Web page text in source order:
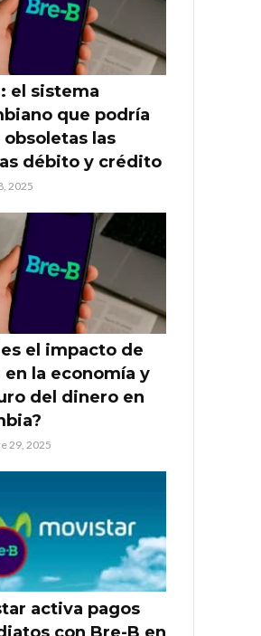
el sistema
que podría
obsoletas las
débito y crédito
2025
es el impacto de
en la economía y
del dinero en
29, 2025
activa pagos